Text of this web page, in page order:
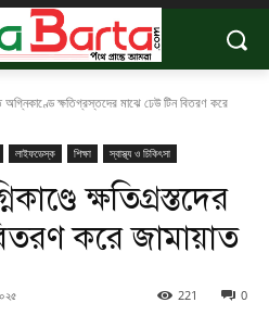
অগ্নিকাণ্ডে ক্ষতিগ্রস্তদের মাঝে ঢেউ টিন বিতরণ করে
লাইফডেস্ক শিক্ষা স্বাস্থ্য ও চিকিৎসা
ক্ষতিগ্রস্তদের
করে জামায়াত
0
221